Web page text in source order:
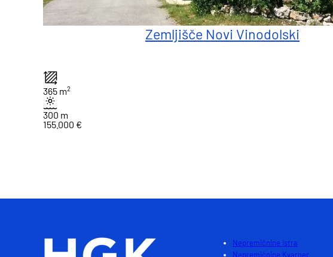
Zemljišče Novi Vinodolski
365 m2
300 m
155.000 €
Nepremičnine Istra
Nepremičnine Kvarner